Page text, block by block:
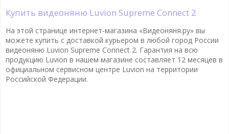
Купить видеоняню Luvion Supreme Connect 2
На этой странице интернет-магазина «Видеоняня.ру» вы
можете купить с доставкой курьером в любой город России
видеоняню Luvion Supreme Connect 2. Гарантия на всю
продукцию Luvion в нашем магазине составляет 12 месяцев в
официальном сервисном центре Luvion на территории
Российской Федерации.